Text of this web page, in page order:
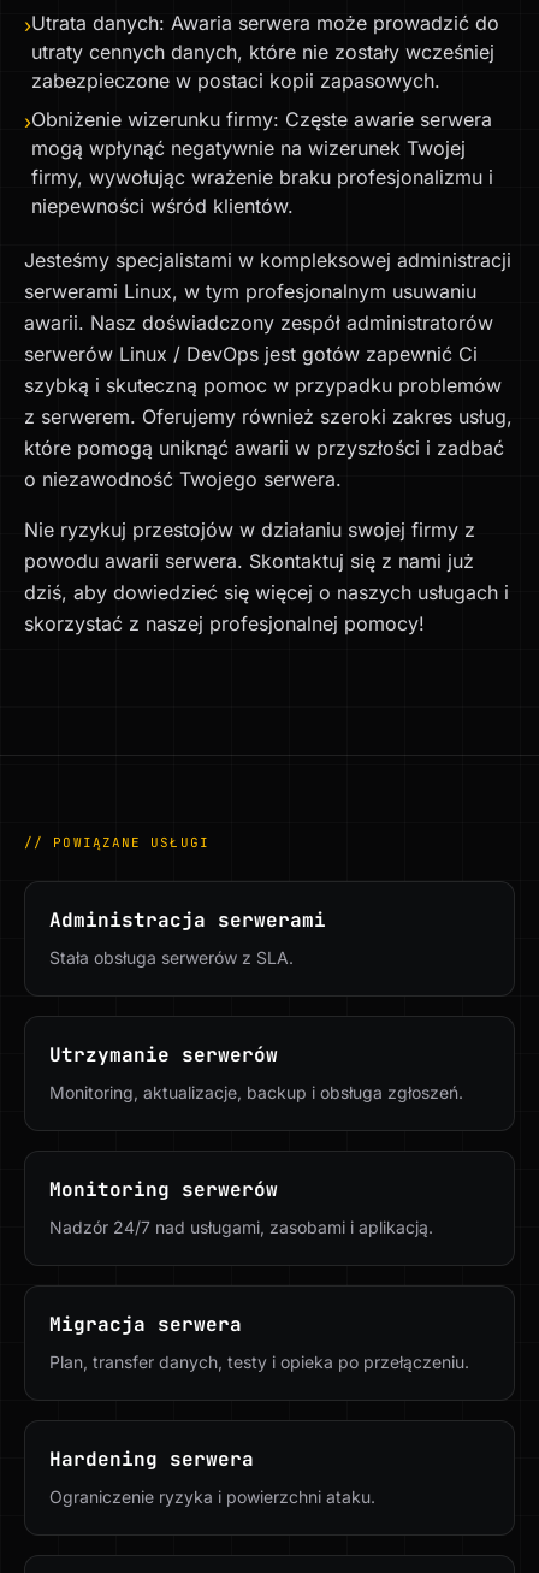
›Utrata danych: Awaria serwera może prowadzić do
utraty cennych danych, które nie zostały wcześniej
zabezpieczone w postaci kopii zapasowych.
›Obniżenie wizerunku firmy: Częste awarie serwera
mogą wpłynąć negatywnie na wizerunek Twojej
firmy, wywołując wrażenie braku profesjonalizmu i
niepewności wśród klientów.
Jesteśmy specjalistami w kompleksowej administracji
serwerami Linux, w tym profesjonalnym usuwaniu
awarii. Nasz doświadczony zespół administratorów
serwerów Linux / DevOps jest gotów zapewnić Ci
szybką i skuteczną pomoc w przypadku problemów
z serwerem. Oferujemy również szeroki zakres usług,
które pomogą uniknąć awarii w przyszłości i zadbać
o niezawodność Twojego serwera.
Nie ryzykuj przestojów w działaniu swojej firmy z
powodu awarii serwera. Skontaktuj się z nami już
dziś, aby dowiedzieć się więcej o naszych usługach i
skorzystać z naszej profesjonalnej pomocy!
// POWIĄZANE USŁUGI
Administracja serwerami
Stała obsługa serwerów z SLA.
Utrzymanie serwerów
Monitoring, aktualizacje, backup i obsługa zgłoszeń.
Monitoring serwerów
Nadzór 24/7 nad usługami, zasobami i aplikacją.
Migracja serwera
Plan, transfer danych, testy i opieka po przełączeniu.
Hardening serwera
Ograniczenie ryzyka i powierzchni ataku.